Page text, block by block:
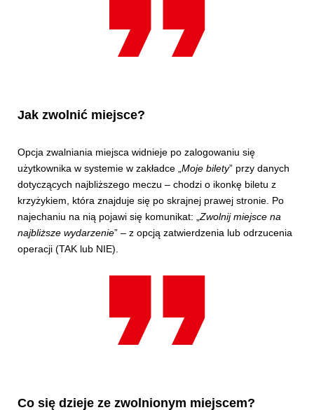
Jak zwolnić miejsce?
Opcja zwalniania miejsca widnieje po zalogowaniu się
użytkownika w systemie w zakładce „ Moje bilety” przy danych
dotyczących najbliższego meczu – chodzi o ikonkę biletu z
krzyżykiem, która znajduje się po skrajnej prawej stronie. Po
najechaniu na nią pojawi się komunikat: „ Zwolnij miejsce na
najbliższe wydarzenie” – z opcją zatwierdzenia lub odrzucenia
operacji (TAK lub NIE).
Co się dzieje ze zwolnionym miejscem?